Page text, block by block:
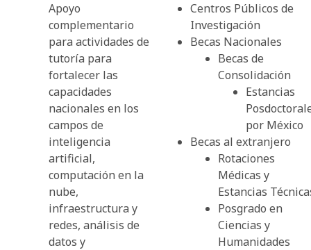
Apoyo
complementario
para actividades de
tutoría para
fortalecer las
capacidades
nacionales en los
campos de
inteligencia
artificial,
computación en la
nube,
infraestructura y
redes, análisis de
datos y
Centros Públicos de
Investigación
Becas Nacionales
Becas de
Consolidación
Estancias
por México
Becas al extranjero
Rotaciones
Médicas y
Estancias
Posgrado en
Ciencias y
Humanidades